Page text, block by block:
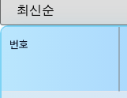
번호